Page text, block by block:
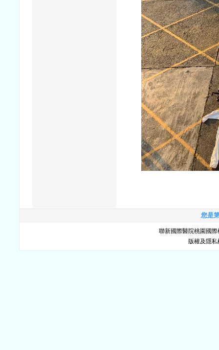
您是
聯新國際醫院桃園國
版權及隱私